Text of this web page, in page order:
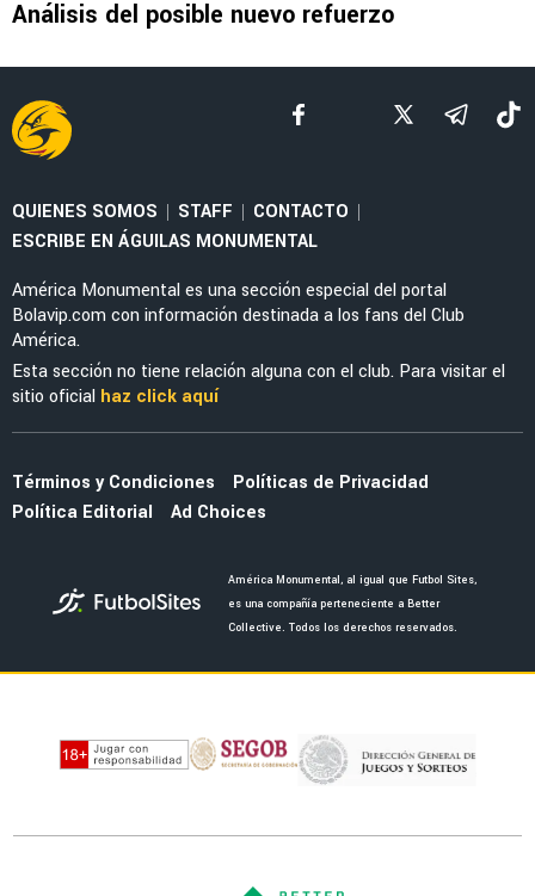
MERCADO
El enorme esfuerzo que está haciendo
Jáminton Campaz para llegar al América